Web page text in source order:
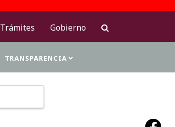
Trámites
Gobierno
TRANSPARENCIA